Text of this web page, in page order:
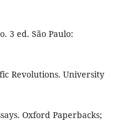
3 ed. São Paulo:
Revolutions. University
Oxford Paperbacks;